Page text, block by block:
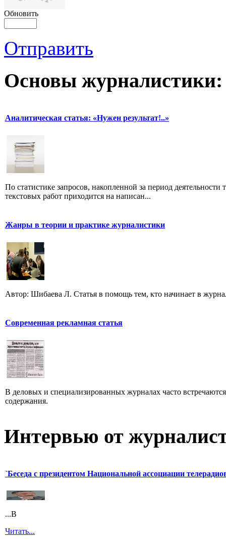
Обновить
Отправить
Основы журналистики:
Аналитическая статья: «Нужен результат!..»
По статистике запросов, накопленной за период
текстовых работ приходится на написан...
Жанры в теории и практике журналистики
Автор: Шибаева Л. Статья в помощь тем, кто начинает в
Современная рекламная статья
В деловых и специализированных журналах часто
содержания.
Интервью от
`Беседа с президентом Национальной ассоциации
...В
Читать...